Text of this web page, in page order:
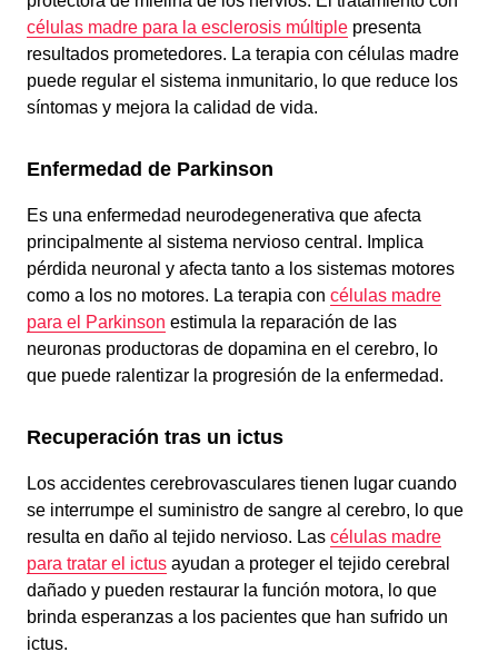
células madre para la esclerosis múltiple presenta
resultados prometedores. La terapia con células madre
puede regular el sistema inmunitario, lo que reduce los
síntomas y mejora la calidad de vida.
Enfermedad de Parkinson
Es una enfermedad neurodegenerativa que afecta
principalmente al sistema nervioso central. Implica
pérdida neuronal y afecta tanto a los sistemas motores
como a los no motores. La terapia con células madre
para el Parkinson estimula la reparación de las
neuronas productoras de dopamina en el cerebro, lo
que puede ralentizar la progresión de la enfermedad.
Recuperación tras un ictus
Los accidentes cerebrovasculares tienen lugar cuando
se interrumpe el suministro de sangre al cerebro, lo que
resulta en daño al tejido nervioso. Las células madre
para tratar el ictus ayudan a proteger el tejido cerebral
dañado y pueden restaurar la función motora, lo que
brinda esperanzas a los pacientes que han sufrido un
ictus.